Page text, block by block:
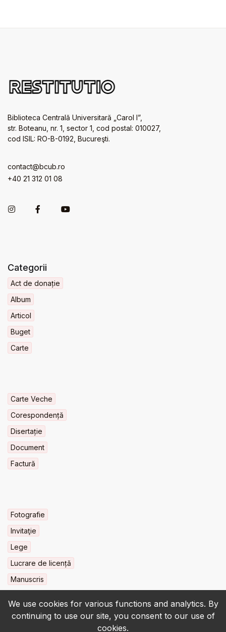
We use cookies for various functions and analytics. By
continuing to use our site, you consent to our use of
cookies.
Biblioteca Centrală Universitară „Carol I”,
str. Boteanu, nr. 1, sector 1, cod postal: 010027,
cod ISIL: RO-B-0192, Bucureşti.
contact@bcub.ro
+40 21 312 01 08
Categorii
Act de donație
Album
Articol
Buget
Carte
Carte Veche
Corespondență
Disertație
Document
Factură
Fotografie
Invitaţie
Lege
Lucrare de licență
Manuscris